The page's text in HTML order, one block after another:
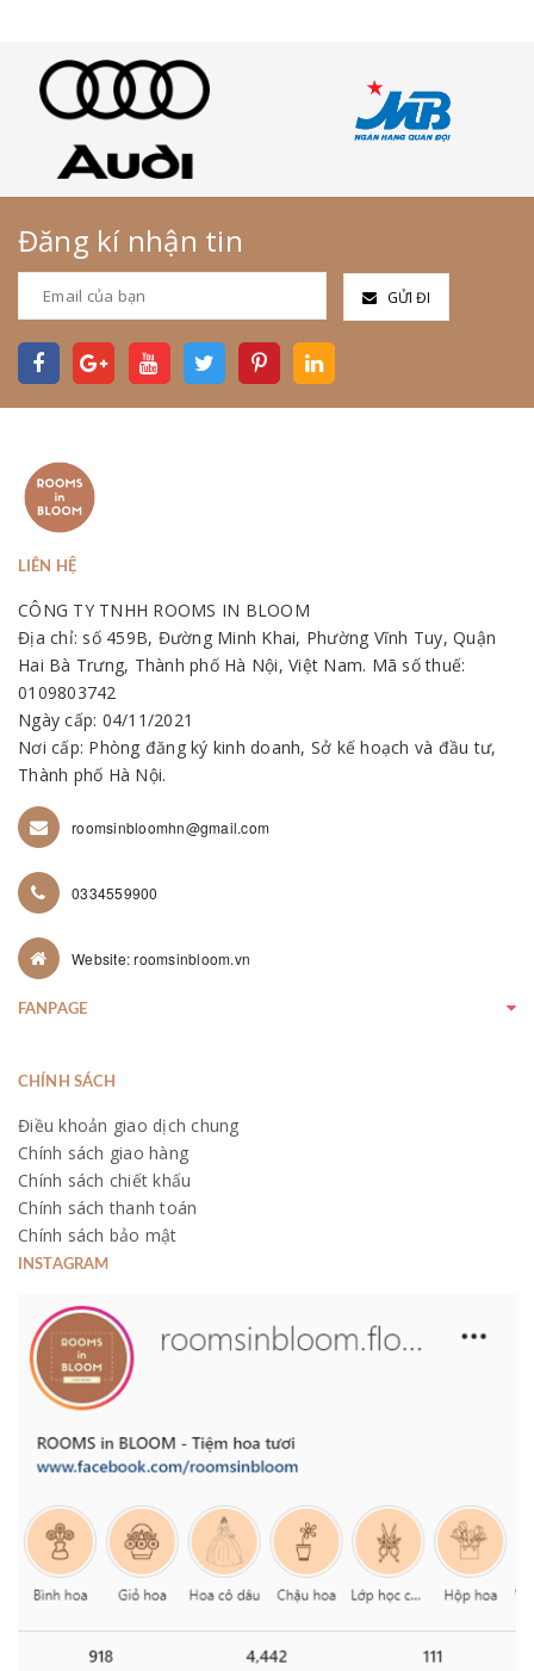
Đăng kí nhận tin
GỬI ĐI
LIÊN HỆ
CÔNG TY TNHH ROOMS IN BLOOM
Địa chỉ: số 459B, Đường Minh Khai, Phường Vĩnh Tuy, Quận
Hai Bà Trưng, Thành phố Hà Nội, Việt Nam. Mã số thuế:
0109803742
Ngày cấp: 04/11/2021
Nơi cấp: Phòng đăng ký kinh doanh, Sở kế hoạch và đầu tư,
Thành phố Hà Nội.
roomsinbloomhn@gmail.com
0334559900
Website: roomsinbloom.vn
FANPAGE
CHÍNH SÁCH
Điều khoản giao dịch chung
Chính sách giao hàng
Chính sách chiết khấu
Chính sách thanh toán
Chính sách bảo mật
INSTAGRAM